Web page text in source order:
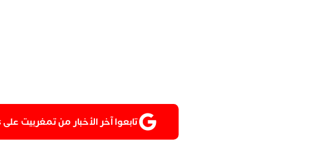
تابعوا آخر الأخبار من تمغربيت على Google News